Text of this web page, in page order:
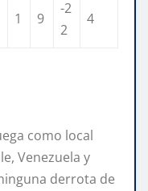
1 9
-2
2
4
como local
Venezuela y
derrota de